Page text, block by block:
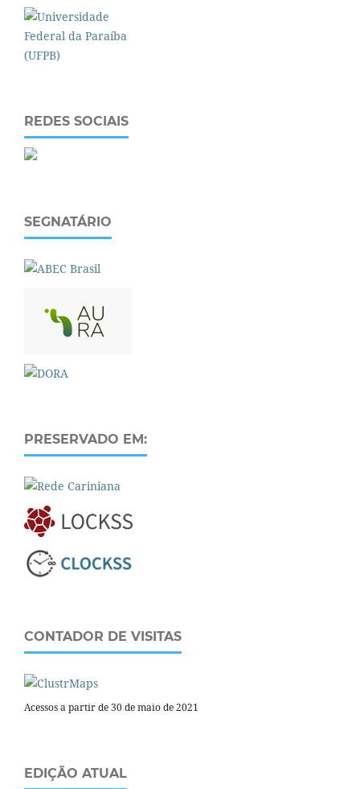
REDES SOCIAIS
SEGNATÁRIO
PRESERVADO EM:
CONTADOR DE VISITAS
Acessos a partir de 30 de maio de 2021
EDIÇÃO ATUAL